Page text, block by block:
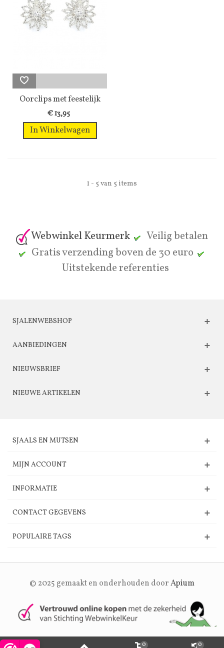
Oorclips met feestelijk
design...
€ 13,95
In Winkelwagen
1 - 5 van 5 items
Webwinkel Keurmerk
Veilig betalen
Gratis verzending boven de 30 euro
Uitstekende referenties
SJALENWEBSHOP
AANBIEDINGEN
NIEUWSBRIEF
NIEUWE ARTIKELEN
SJAALS EN MUTSEN
MIJN ACCOUNT
INFORMATIE
CONTACT GEGEVENS
POPULAIRE TAGS
© 2025 gemaakt en onderhouden doorApium
0 0